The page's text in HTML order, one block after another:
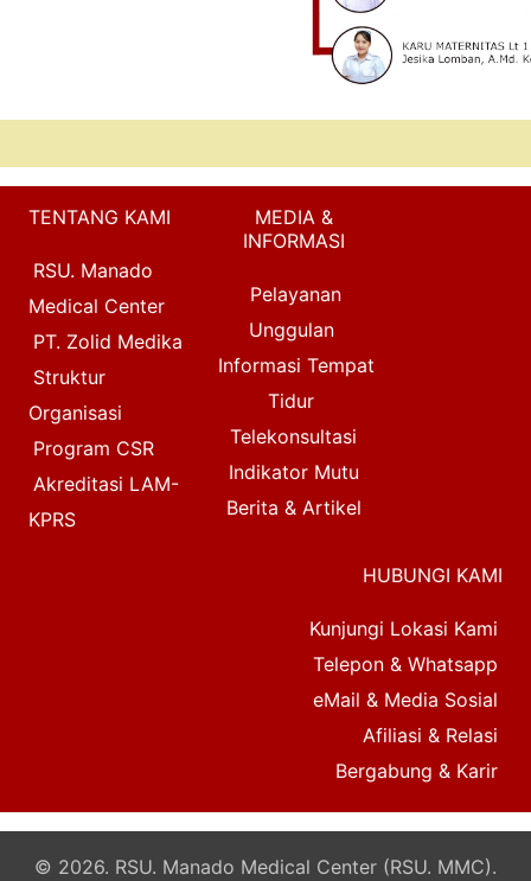
TENTANG KAMI
RSU. Manado
Medical Center
PT. Zolid Medika
Struktur
Organisasi
Program CSR
Akreditasi LAM-
KPRS
MEDIA &
INFORMASI
Pelayanan
Unggulan
Informasi Tempat
Tidur
Telekonsultasi
Indikator Mutu
Berita & Artikel
HUBUNGI KAMI
Kunjungi Lokasi Kami
Telepon & Whatsapp
eMail & Media Sosial
Afiliasi & Relasi
Bergabung & Karir
© 2026. RSU. Manado Medical Center (RSU. MMC).